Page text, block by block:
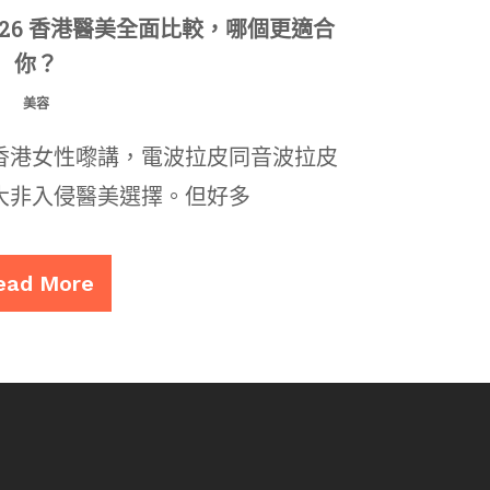
香港醫美全面比較，哪個更適合
你？
美容
女性嚟講，電波拉皮同音波拉皮
入侵醫美選擇。但好多
More